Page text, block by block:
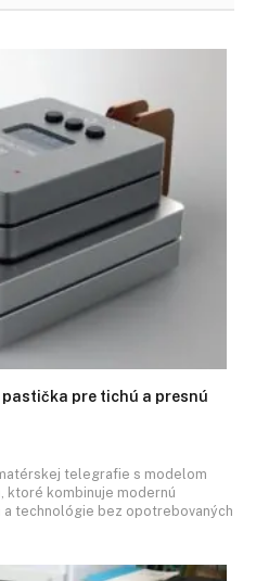
pre tichú a presnú
telegrafie s modelom
ktoré kombinuje modernú
technológie bez opotrebovaných